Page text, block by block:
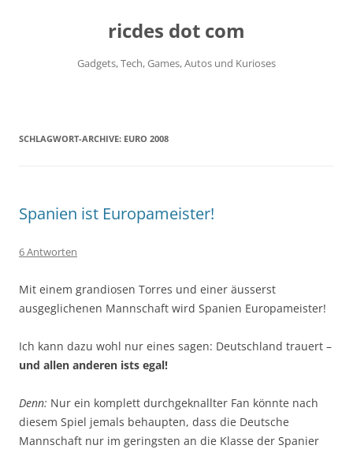
ricdes dot com
Gadgets, Tech, Games, Autos und Kurioses
SCHLAGWORT-ARCHIVE: EURO 2008
Spanien ist Europameister!
6 Antworten
Mit einem grandiosen Torres und einer äusserst
ausgeglichenen Mannschaft wird Spanien Europameister!
Ich kann dazu wohl nur eines sagen: Deutschland trauert –
und allen anderen ists egal!
Denn: Nur ein komplett durchgeknallter Fan könnte nach
diesem Spiel jemals behaupten, dass die Deutsche
Mannschaft nur im geringsten an die Klasse der Spanier